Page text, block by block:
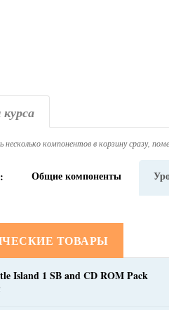
компонентов в корзину сразу,
Общие компоненты
ТОВАРЫ
Island 1 SB and CD ROM Pack